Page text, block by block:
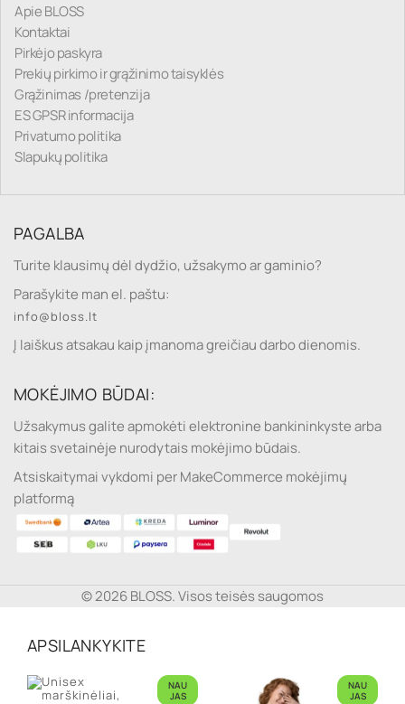
Apie BLOSS
Kontaktai
Pirkėjo paskyra
Prekių pirkimo ir grąžinimo taisyklės
Grąžinimas /pretenzija
ES GPSR informacija
Privatumo politika
Slapukų politika
PAGALBA
Turite klausimų dėl dydžio, užsakymo ar gaminio?
Parašykite man el. paštu:
info@bloss.lt
Į laiškus atsakau kaip įmanoma greičiau darbo dienomis.
MOKĖJIMO BŪDAI:
Užsakymus galite apmokėti elektronine bankininkyste arba
kitais svetainėje nurodytais mokėjimo būdais.
Atsiskaitymai vykdomi per MakeCommerce mokėjimų
platformą
© 2026 BLOSS. Visos teisės saugomos
APSILANKYKITE
NAU
JAS
NAU
JAS